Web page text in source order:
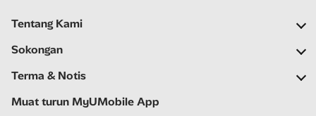
Tentang Kami
Syarikat Kami
Ruang Berita
Kerjaya
Sokongan
Soalan Lazim
Bantu Kendiri
Terma & Notis
Notis Penting
Muat turun MyUMobile App